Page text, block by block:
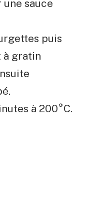
une sauce
puis
à gratin
à 200°C.